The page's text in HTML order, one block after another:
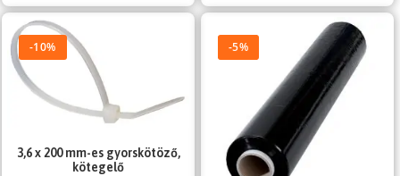
-10%
3,6 x 200 mm-es gyorskötöző,
kötegelő
-5%